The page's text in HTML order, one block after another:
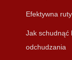
Efektywna
Jak schudnąć
odchudzania